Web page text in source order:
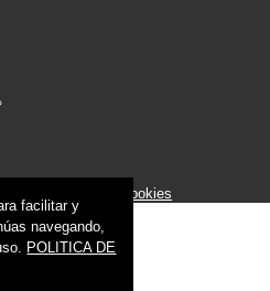
Política de Cookies
facilitar y
navegando,
POLITICA DE